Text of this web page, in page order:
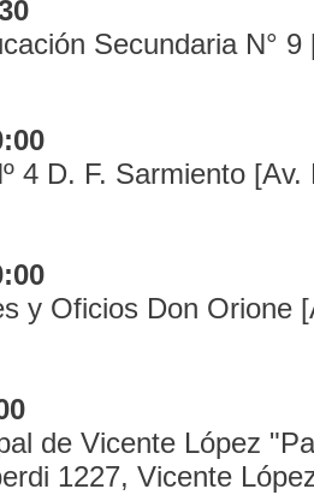
Secundaria N° 9
4 D. F. Sarmiento [Av.
y Oficios Don Orione
de Vicente López
1227, Vicente